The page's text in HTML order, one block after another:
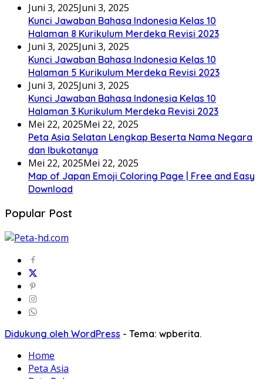
Juni 3, 2025Juni 3, 2025
Kunci Jawaban Bahasa Indonesia Kelas 10
Halaman 8 Kurikulum Merdeka Revisi 2023
Juni 3, 2025Juni 3, 2025
Kunci Jawaban Bahasa Indonesia Kelas 10
Halaman 5 Kurikulum Merdeka Revisi 2023
Juni 3, 2025Juni 3, 2025
Kunci Jawaban Bahasa Indonesia Kelas 10
Halaman 3 Kurikulum Merdeka Revisi 2023
Mei 22, 2025Mei 22, 2025
Peta Asia Selatan Lengkap Beserta Nama Negara
dan Ibukotanya
Mei 22, 2025Mei 22, 2025
Map of Japan Emoji Coloring Page | Free and Easy
Download
Popular Post
Didukung oleh WordPress - Tema: wpberita.
Home
Peta Asia